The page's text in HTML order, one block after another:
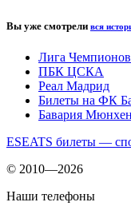
Вы уже смотрели вся
Лига Чемпионов
ПБК ЦСКА
Реал Мадрид
Билеты на ФК
Бавария Мюнхен
ESEATS билеты —
© 2010—2026
Наши телефоны